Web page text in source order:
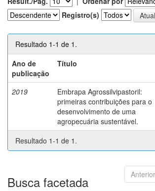
Registro(s)
Resultado 1-1 de 1.
Ano de
publicação
Título
2019
Embrapa Agrossilvipastoril:
primeiras contribuições para o
desenvolvimento de uma
agropecuária sustentável.
Resultado 1-1 de 1.
Anterior
Busca facetada